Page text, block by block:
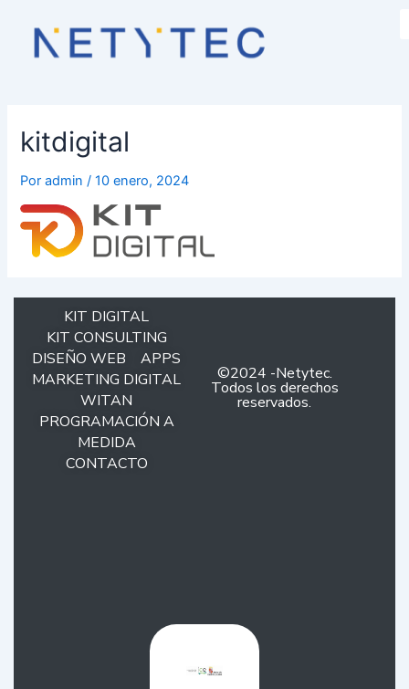
kitdigital
Poradmin/10 enero, 2024
KIT DIGITAL
KIT CONSULTING
DISEÑO WEB
APPS
MARKETING DIGITAL
WITAN
PROGRAMACIÓN A
MEDIDA
CONTACTO
©2024 -Netytec.
Todos los derechos
reservados.